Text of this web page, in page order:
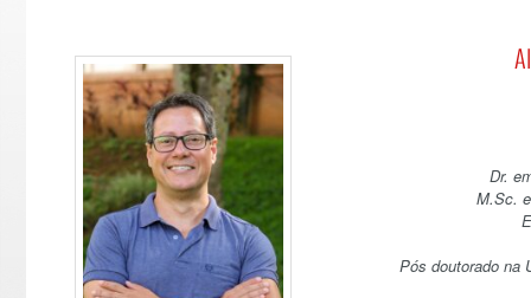
Alexandre
Dr.
M.Sc.
Pós doutorado na